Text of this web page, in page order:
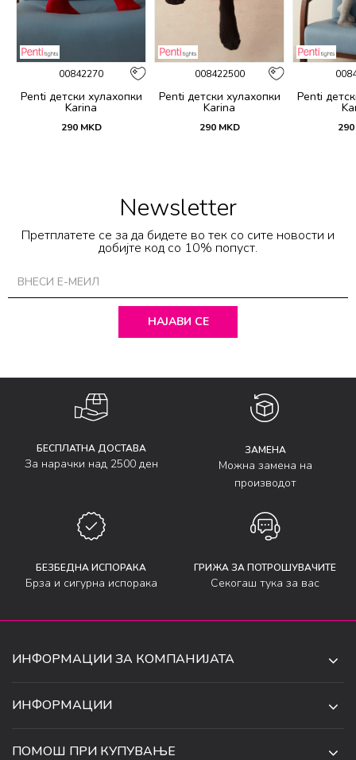
00842270
Penti детски хулахопки
Karina
290 MKD
008422500
Penti детски хулахопки
Karina
290 MKD
Penti
290
Newsletter
Претплатете се за да бидете во тек со сите новости и
добијте код со 10% попуст.
НАЈАВИ СЕ
БЕСПЛАТНА ДОСТАВА
За нарачки над 2500 ден
ЗАМЕНА
Можна замена на
производот
БЕЗБЕДНА ИСПОРАКА
Брза и сигурна испорака
ГРИЖА ЗА ПОТРОШУВАЧИТЕ
Секогаш тука за вас
ИНФОРМАЦИИ ЗА КОМПАНИЈАТА
ИНФОРМАЦИИ
ПОМОШ ПРИ КУПУВАЊЕ